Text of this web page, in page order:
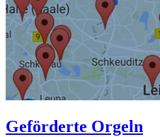
Geförderte Orgeln